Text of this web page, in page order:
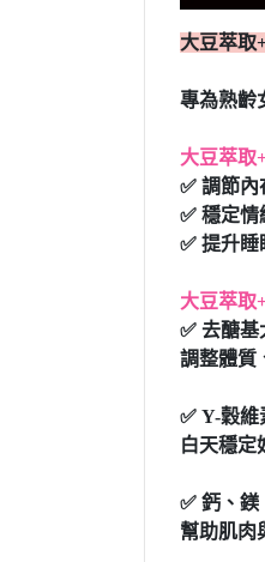
大豆萃取
專為熟齡
大豆萃取
✅ 調節內
✅ 穩定情
✅ 提升睡
大豆萃取
✅ 去醣
調整體質
✅ Y-穀維
白天穩定
✅ 鈣、鎂
幫助肌肉